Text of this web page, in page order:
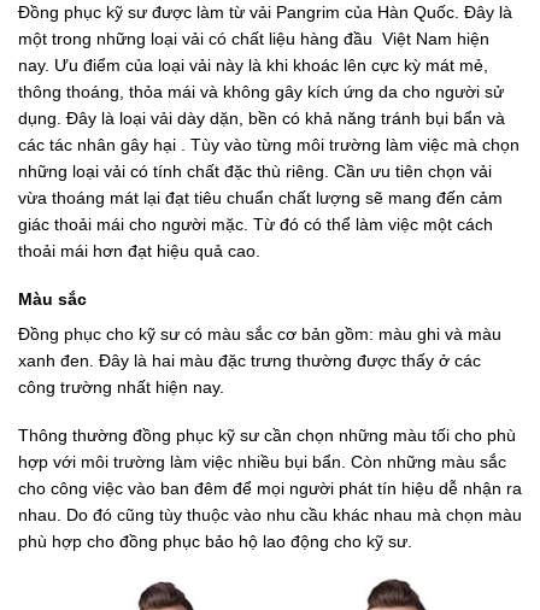
Đồng phục kỹ sư được làm từ vải Pangrim của Hàn Quốc. Đây là
một trong những loại vải có chất liệu hàng đầu Việt Nam hiện
nay. Ưu điểm của loại vải này là khi khoác lên cực kỳ mát mẻ,
thông thoáng, thỏa mái và không gây kích ứng da cho người sử
dụng. Đây là loại vải dày dặn, bền có khả năng tránh bụi bẩn và
các tác nhân gây hại . Tùy vào từng môi trường làm việc mà chọn
những loại vải có tính chất đặc thù riêng. Cần ưu tiên chọn vải
vừa thoáng mát lại đạt tiêu chuẩn chất lượng sẽ mang đến cảm
giác thoải mái cho người mặc. Từ đó có thể làm việc một cách
thoải mái hơn đạt hiệu quả cao.
Màu sắc
Đồng phục cho kỹ sư có màu sắc cơ bản gồm: màu ghi và màu
xanh đen. Đây là hai màu đặc trưng thường được thấy ở các
công trường nhất hiện nay.
Thông thường đồng phục kỹ sư cần chọn những màu tối cho phù
hợp với môi trường làm việc nhiều bụi bẩn. Còn những màu sắc
cho công việc vào ban đêm để mọi người phát tín hiệu dễ nhận ra
nhau. Do đó cũng tùy thuộc vào nhu cầu khác nhau mà chọn màu
phù hợp cho đồng phục bảo hộ lao động cho kỹ sư.